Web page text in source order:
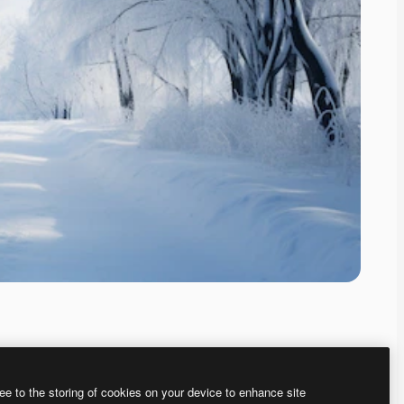
нашего генератора изображений на основе ИИ.
to the storing of cookies on your device to enhance site